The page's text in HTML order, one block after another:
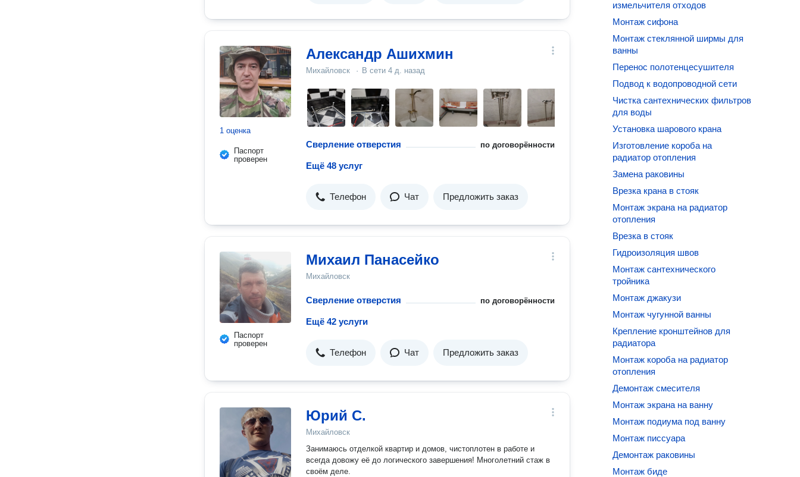
1 оценка
Паспорт
проверен
Александр Ашихмин
Михайловск · В сети 4 д. назад
Сверление отверстия по договорённости
Ещё 48 услуг
Телефон Чат Предложить заказ
Паспорт
проверен
Михаил Панасейко
Михайловск
Сверление отверстия по договорённости
Ещё 42 услуги
Телефон Чат Предложить заказ
Юрий С.
Михайловск
Занимаюсь отделкой квартир и домов, чистоплотен в работе и
всегда довожу её до логического завершения! Многолетний стаж в
своём деле.
измельчителя отходов
Монтаж сифона
Монтаж стеклянной ширмы для
ванны
Перенос полотенцесушителя
Подвод к водопроводной сети
Чистка сантехнических фильтров
для воды
Установка шарового крана
Изготовление короба на
радиатор отопления
Замена раковины
Врезка крана в стояк
Монтаж экрана на радиатор
отопления
Врезка в стояк
Гидроизоляция швов
Монтаж сантехнического
тройника
Монтаж джакузи
Монтаж чугунной ванны
Крепление кронштейнов для
радиатора
Монтаж короба на радиатор
отопления
Демонтаж смесителя
Монтаж экрана на ванну
Монтаж подиума под ванну
Монтаж писсуара
Демонтаж раковины
Монтаж биде